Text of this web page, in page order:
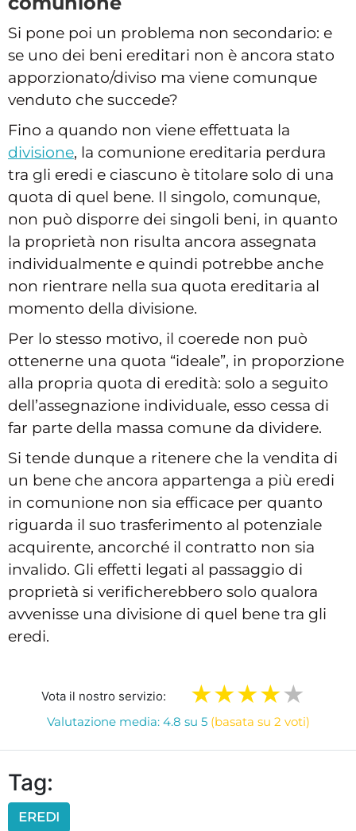
Si pone poi un problema non secondario: e
se uno dei beni ereditari non è ancora stato
apporzionato/diviso ma viene comunque
venduto che succede?
Fino a quando non viene effettuata la
divisione, la comunione ereditaria perdura
tra gli eredi e ciascuno è titolare solo di una
quota di quel bene. Il singolo, comunque,
non può disporre dei singoli beni, in quanto
la proprietà non risulta ancora assegnata
individualmente e quindi potrebbe anche
non rientrare nella sua quota ereditaria al
momento della divisione.
Per lo stesso motivo, il coerede non può
ottenerne una quota “ideale”, in proporzione
alla propria quota di eredità: solo a seguito
dell’assegnazione individuale, esso cessa di
far parte della massa comune da dividere.
Si tende dunque a ritenere che la vendita di
un bene che ancora appartenga a più eredi
in comunione non sia efficace per quanto
riguarda il suo trasferimento al potenziale
acquirente, ancorché il contratto non sia
invalido. Gli effetti legati al passaggio di
proprietà si verificherebbero solo qualora
avvenisse una divisione di quel bene tra gli
eredi.
Vota il nostro servizio:
Valutazione media: 4.8 su 5 (basata su 2 voti)
Tag:
EREDI